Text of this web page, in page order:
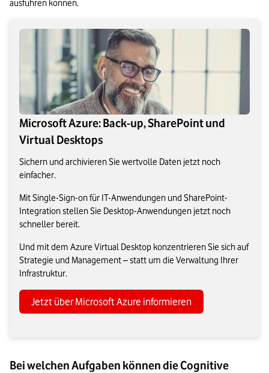
ausführen können.
Microsoft Azure: Back-up, SharePoint und
Virtual Desktops
Sichern und archivieren Sie wertvolle Daten jetzt noch
einfacher.
Mit Single-Sign-on für IT-Anwendungen und SharePoint-
Integration stellen Sie Desktop-Anwendungen jetzt noch
schneller bereit.
Und mit dem Azure Virtual Desktop konzentrieren Sie sich auf
Strategie und Management – statt um die Verwaltung Ihrer
Infrastruktur.
Jetzt über Microsoft Azure informieren
Bei welchen Aufgaben können die Cognitive